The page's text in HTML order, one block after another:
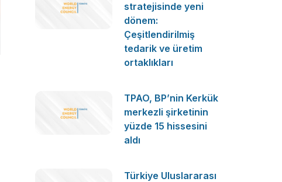
stratejisinde yeni
dönem:
Çeşitlendirilmiş
tedarik ve üretim
ortaklıkları
TPAO, BP’nin Kerkük
merkezli şirketinin
yüzde 15 hissesini
aldı
Türkiye Uluslararası